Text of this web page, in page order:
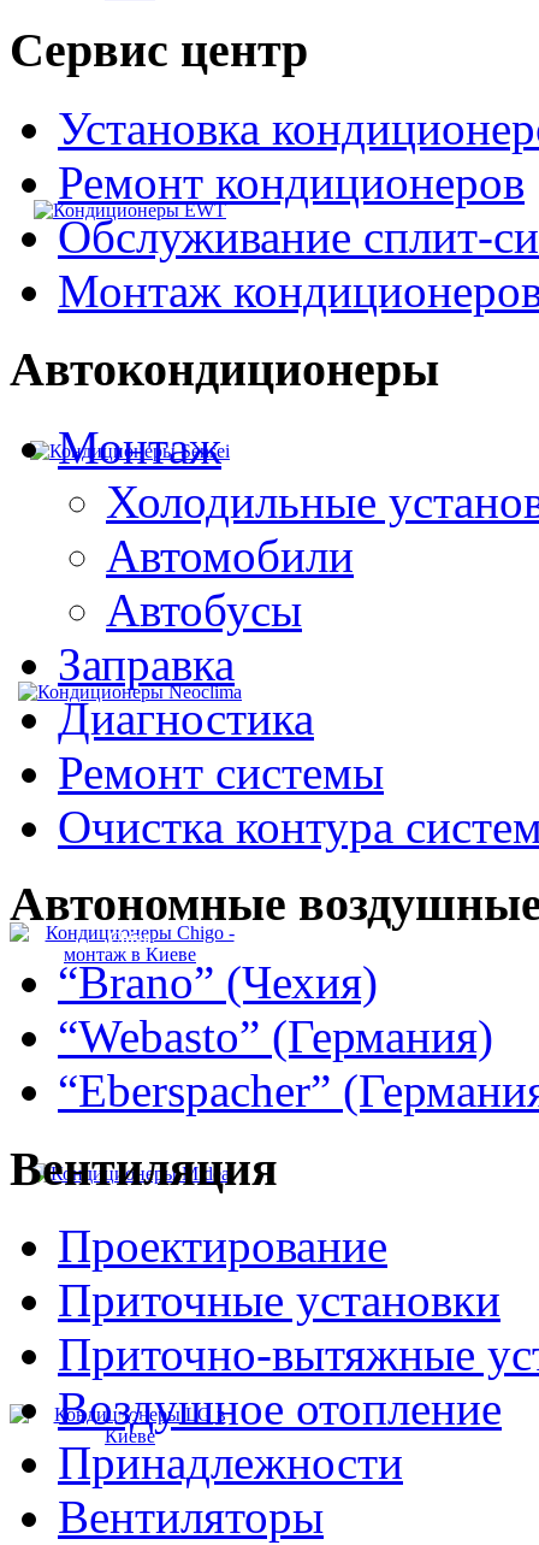
EWT
Neoclima
Сhigo
Midea
LG
Сервис центр
Установка
Ремонт кондиционеров
Обслуживание сплит-
Монтаж
Автокондиционеры
Монтаж
Холодильные
Автомобили
Автобусы
Заправка
Диагностика
Ремонт системы
Очистка контура
Автономные
“Brano” (Чехия)
“Webasto” (Германия)
“Eberspacher”
Вентиляция
Проектирование
Приточные установки
Приточно-вытяжные
Воздушное отопление
Принадлежности
Вентиляторы